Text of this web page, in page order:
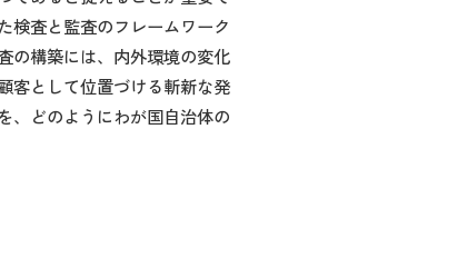
検査と監査のフレームワーク
の構築には、内外環境の変化
客として位置づける斬新な発
、どのようにわが国自治体の